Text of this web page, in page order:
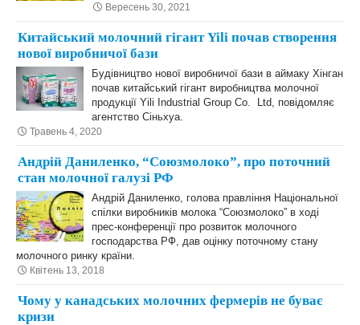
Вересень 30, 2021
Китайський молочний гігант Yili почав створення
нової виробничої бази
Будівництво нової виробничої бази в аймаку Хінган
почав китайський гігант виробництва молочної
продукції Yili Industrial Group Co. Ltd, повідомляє
агентство Сіньхуа.
Травень 4, 2020
Андрій Даниленко, “Союзмолоко”, про поточний
стан молочної галузі РФ
Андрій Даниленко, голова правління Національної
спілки виробників молока “Союзмолоко” в ході
прес-конференції про розвиток молочного
господарства РФ, дав оцінку поточному стану
молочного ринку країни.
Квітень 13, 2018
Чому у канадських молочних фермерів не буває
кризи